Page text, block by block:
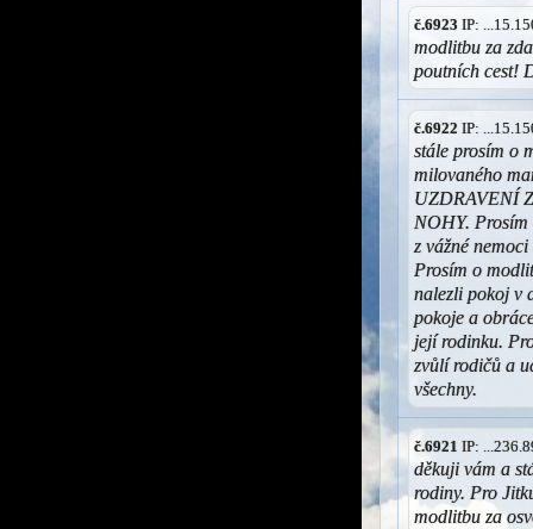
č.6923 IP:
modlitbu za
poutních cest!
č.6922 IP:
stále prosím o
milovaného
UZDRAVENÍ
NOHY. Prosím
z vážné
Prosím o
nalezli pokoj v
pokoje a
její rodinku.
zvůlí rodičů a
všechny.
č.6921 IP:
děkuji vám a
rodiny. Pro
modlitbu za